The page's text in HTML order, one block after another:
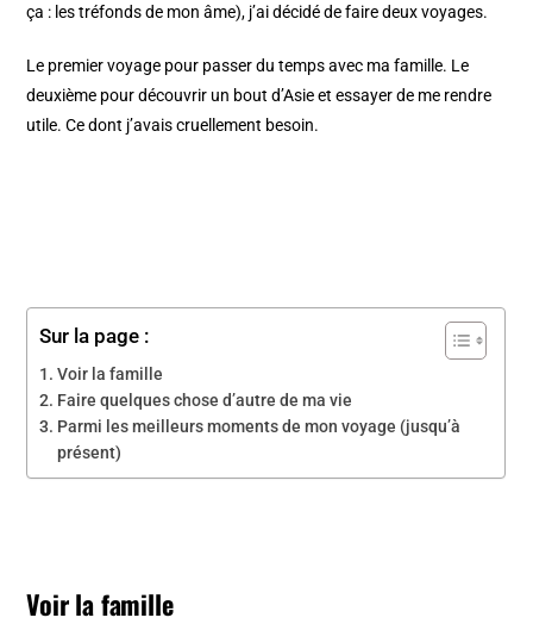
ça : les tréfonds de mon âme), j’ai décidé de faire deux voyages.
Le premier voyage pour passer du temps avec ma famille. Le
deuxième pour découvrir un bout d’Asie et essayer de me rendre
utile. Ce dont j’avais cruellement besoin.
Sur la page :
Voir la famille
Faire quelques chose d’autre de ma vie
Parmi les meilleurs moments de mon voyage (jusqu’à
présent)
Voir la famille